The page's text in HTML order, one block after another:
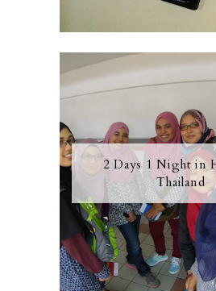
2 Days 1 Night in
Thailand